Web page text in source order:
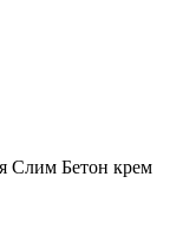
Слим Бетон крем